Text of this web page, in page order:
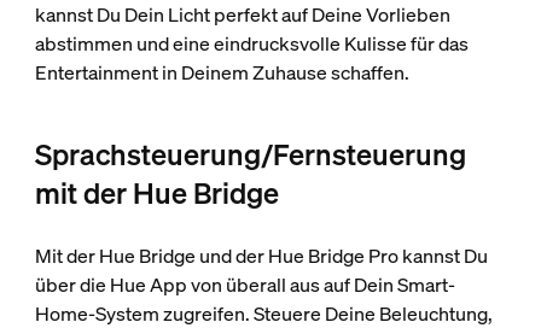
kannst Du Dein Licht perfekt auf Deine Vorlieben
abstimmen und eine eindrucksvolle Kulisse für das
Entertainment in Deinem Zuhause schaffen.
Sprachsteuerung/Fernsteuerung
mit der Hue Bridge
Mit der Hue Bridge und der Hue Bridge Pro kannst Du
über die Hue App von überall aus auf Dein Smart-
Home-System zugreifen. Steuere Deine Beleuchtung,